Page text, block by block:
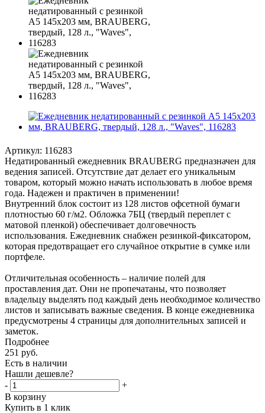
Артикул: 116283
Недатированный ежедневник BRAUBERG предназначен для
ведения записей. Отсутствие дат делает его уникальным
товаром, который можно начать использовать в любое время
года. Надежен и практичен в применении!
Внутренний блок состоит из 128 листов офсетной бумаги
плотностью 60 г/м2. Обложка 7БЦ (твердый переплет с
матовой пленкой) обеспечивает долговечность
использования. Ежедневник снабжен резинкой-фиксатором,
которая предотвращает его случайное открытие в сумке или
портфеле.
Отличительная особенность – наличие полей для
проставления дат. Они не пропечатаны, что позволяет
владельцу выделять под каждый день необходимое количество
листов и записывать важные сведения. В конце ежедневника
предусмотрены 4 страницы для дополнительных записей и
заметок.
Подробнее
251 руб.
Есть в наличии
Нашли дешевле?
-
+
В корзину
Купить в 1 клик